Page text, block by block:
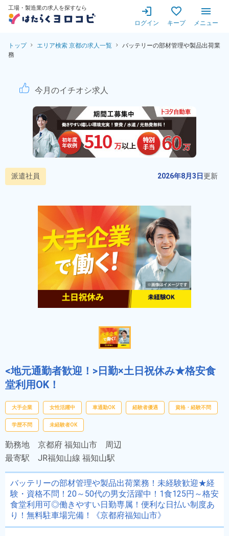
工場・製造業の求人を探すなら
ログイン キープ メニュー
トップ エリア検索 京都の求人一覧
バッテリーの部材管理や製品出荷業
務
バッテリーの部材管理や製
今月のイチオシ求人
派遣社員 2026年8月3日更新
<地元通勤者歓迎！>日勤×土日祝休み★格安食
堂利用OK！
大手企業 女性活躍中 車通勤OK 経験者優遇 資格・経験不問
学歴不問 未経験者OK
勤務地 京都府 福知山市 周辺
最寄駅 JR福知山線 福知山駅
バッテリーの部材管理や製品出荷業務！未経験歓迎★経
験・資格不問！20～50代の男女活躍中！1食125円～格安
食堂利用可◎働きやすい日勤専属！便利な日払い制度あ
り！無料駐車場完備！《京都府福知山市》